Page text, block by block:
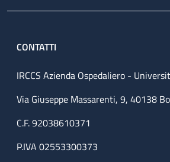
CONTATTI
IRCCS Azienda Ospedaliero -
Via Giuseppe Massarenti, 9, 40138
C.F. 92038610371
P.IVA 02553300373